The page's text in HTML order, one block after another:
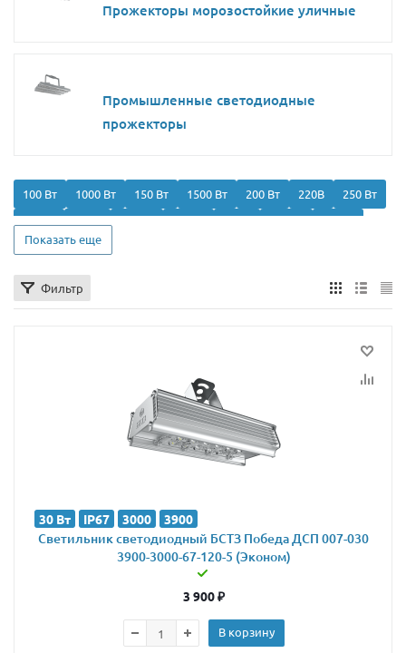
Прожекторы морозостойкие уличные
Промышленные светодиодные
прожекторы
100 Вт 1000 Вт 150 Вт 1500 Вт 200 Вт 220В
250 Вт
2700К
30 Вт
50 Вт
500 Вт
75 Вт
Линейные
Мачта
Мощные Направленного света
Настенные
Показать еще
Фильтр
30 Вт IP67 3000 3900
Светильник светодиодный БСТЗ Победа ДСП 007-030
3900-3000-67-120-5 (Эконом)
3 900₽
В корзину